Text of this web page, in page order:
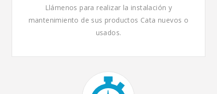
Llámenos para realizar la instalación y
mantenimiento de sus productos Cata nuevos o
usados.